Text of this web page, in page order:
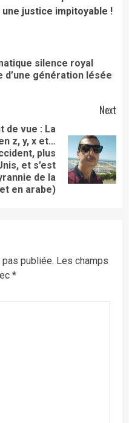
justice impitoyable !
silence royal
d’une génération lésée
Next
de vue : La
z, y, x et…
plus
et s’est
de la
en arabe)
publiée. Les champs
*